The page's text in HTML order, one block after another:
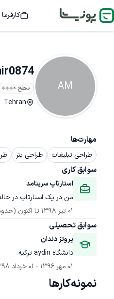
AM سطح ۰
Tehran
مهارت‌ها
طراحی تبلیغات طراحی بنر
سوابق کاری
استارتاپ سریتامد
من در یک استارتاپ در
01 تیر 1398
تا اکنون (حدود 7
سوابق تحصیلی
پروتز دندان
دانشگاه aydin ترکیه
01 مهر 1396
- 01 خرداد 1398
نمونه‌کارها